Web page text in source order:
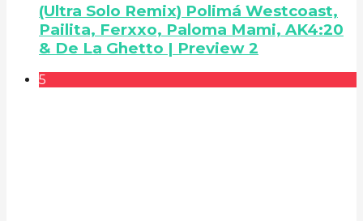
(Ultra Solo Remix) Polimá Westcoast,
Pailita, Ferxxo, Paloma Mami, AK4:20
& De La Ghetto | Preview 2
5